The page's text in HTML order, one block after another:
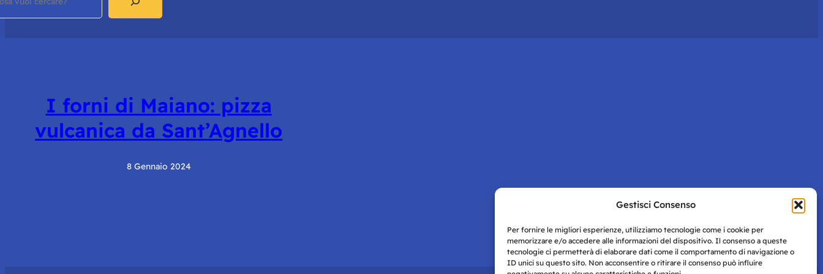
Gestisci Consenso
Per fornire le migliori esperienze, utilizziamo tecnologie come i cookie per
memorizzare e/o accedere alle informazioni del dispositivo. Il consenso a queste
tecnologie ci permetterà di elaborare dati come il comportamento di navigazione o
ID unici su questo sito. Non acconsentire o ritirare il consenso può influire
I forni di Maiano: pizza
vulcanica da Sant’Agnello
8 Gennaio 2024